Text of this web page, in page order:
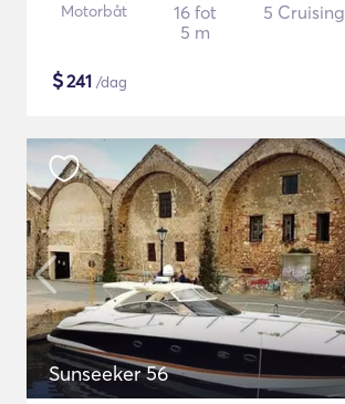
Motorbåt
16 fot
5 m
5 Cruising
$241 /dag
Sunseeker 56